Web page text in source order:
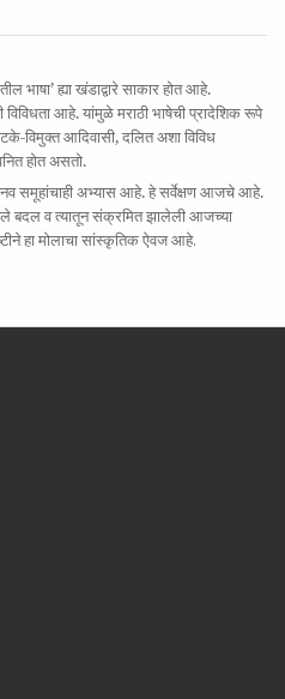
भाषा’ ह्या खंडाद्वारे साकार होत आहे.
विविधता आहे. यांमुळे मराठी भाषेची प्रादेशिक रूपे
आदिवासी, दलित अशा विविध
होत असतो.
समूहांचाही अभ्यास आहे. हे सर्वेक्षण आजचे आहे.
बदल व त्यातून संक्रमित झालेली आजच्या
हा मोलाचा सांस्कृतिक ऐवज आहे.